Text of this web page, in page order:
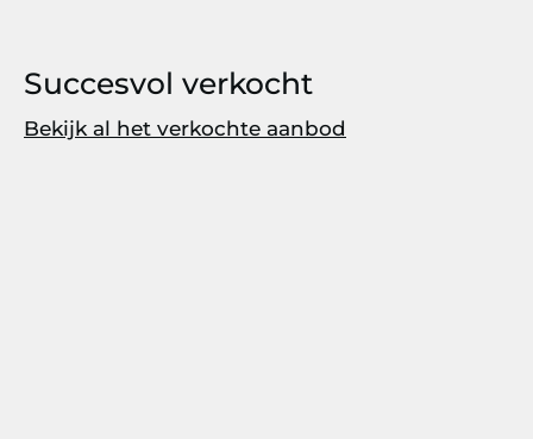
Succesvol verkocht
Bekijk al het verkochte aanbod